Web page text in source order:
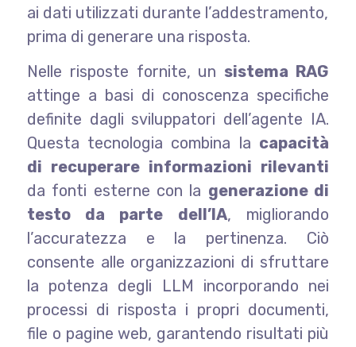
ai dati utilizzati durante l’addestramento,
prima di generare una risposta.
Nelle risposte fornite, un sistema RAG
attinge a basi di conoscenza specifiche
definite dagli sviluppatori dell’agente IA.
Questa tecnologia combina la capacità
di recuperare informazioni rilevanti
da fonti esterne con la generazione di
testo da parte dell’IA, migliorando
l’accuratezza e la pertinenza. Ciò
consente alle organizzazioni di sfruttare
la potenza degli LLM incorporando nei
processi di risposta i propri documenti,
file o pagine web, garantendo risultati più